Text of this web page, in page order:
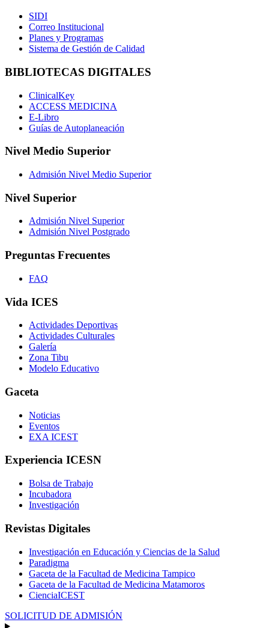
SIDI
Correo Institucional
Planes y Programas
Sistema de Gestión de Calidad
BIBLIOTECAS DIGITALES
ClinicalKey
ACCESS MEDICINA
E-Libro
Guías de Autoplaneación
Nivel Medio Superior
Admisión Nivel Medio Superior
Nivel Superior
Admisión Nivel Superior
Admisión Nivel Postgrado
Preguntas Frecuentes
FAQ
Vida ICES
Actividades Deportivas
Actividades Culturales
Galería
Zona Tibu
Modelo Educativo
Gaceta
Noticias
Eventos
EXA ICEST
Experiencia ICESN
Bolsa de Trabajo
Incubadora
Investigación
Revistas Digitales
Investigación en Educación y Ciencias de la Salud
Paradigma
Gaceta de la Facultad de Medicina Tampico
Gaceta de la Facultad de Medicina Matamoros
CienciaICEST
SOLICITUD DE ADMISIÓN